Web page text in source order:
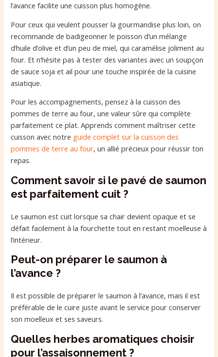
l’avance facilite une cuisson plus homogène.
Pour ceux qui veulent pousser la gourmandise plus loin, on
recommande de badigeonner le poisson d’un mélange
d’huile d’olive et d’un peu de miel, qui caramélise joliment au
four. Et n’hésite pas à tester des variantes avec un soupçon
de sauce soja et ail pour une touche inspirée de la cuisine
asiatique.
Pour les accompagnements, pensez à la cuisson des
pommes de terre au four, une valeur sûre qui complète
parfaitement ce plat. Apprends comment maîtriser cette
cuisson avec notre guide complet sur la cuisson des
pommes de terre au four, un allié précieux pour réussir ton
repas.
Comment savoir si le pavé de saumon
est parfaitement cuit ?
Le saumon est cuit lorsque sa chair devient opaque et se
défait facilement à la fourchette tout en restant moelleuse à
l’intérieur.
Peut-on préparer le saumon à
l’avance ?
Il est possible de préparer le saumon à l’avance, mais il est
préférable de le cuire juste avant le service pour conserver
son moelleux et ses saveurs.
Quelles herbes aromatiques choisir
pour l’assaisonnement ?